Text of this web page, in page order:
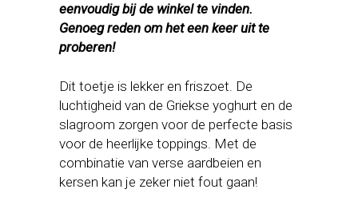
eenvoudig bij de winkel te vinden.
Genoeg reden om het een keer uit te
proberen!
Dit toetje is lekker en friszoet. De
luchtigheid van de Griekse yoghurt en de
slagroom zorgen voor de perfecte basis
voor de heerlijke toppings. Met de
combinatie van verse aardbeien en
kersen kan je zeker niet fout gaan!